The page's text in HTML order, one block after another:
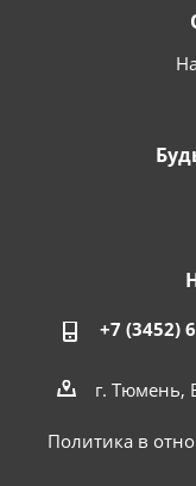
+7 (3452)
г. Тюмень,
Политика в